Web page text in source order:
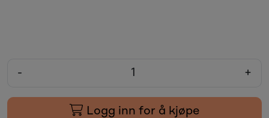
- +
Logg inn for å kjøpe